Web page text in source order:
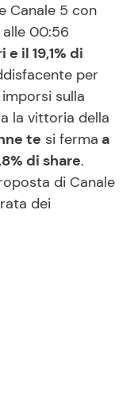
Canale 5 con
alle 00:56
il 19,1% di
per
sulla
la vittoria della
te si ferma a
di share.
di Canale
dei